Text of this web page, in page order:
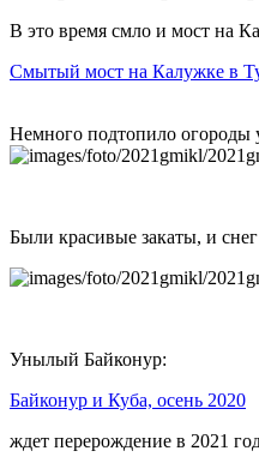
В это время смло и мост на
Смытый мост на Калужке в
Немного подтопило огороды
Были красивые закаты, и
Унылый Байконур:
Байконур и Куба, осень 2020
ждет перерождение в 2021